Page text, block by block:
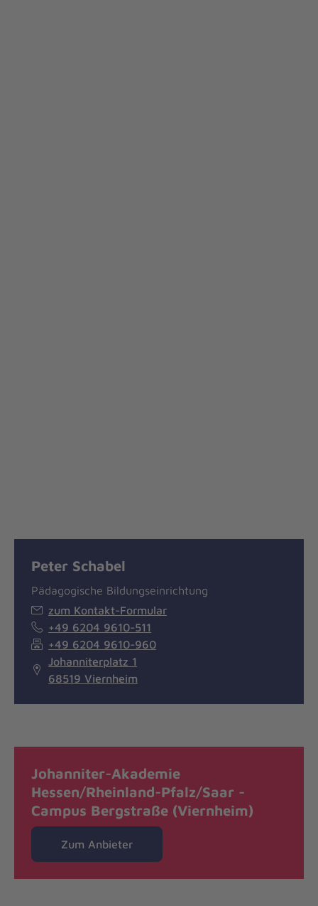
Peter Schabel
Pädagogische Bildungseinrichtung
zum Kontakt-Formular
+49 6204 9610-511
+49 6204 9610-960
Johanniterplatz 1
68519 Viernheim
Johanniter-Akademie
Hessen/Rheinland-Pfalz/Saar -
Campus Bergstraße (Viernheim)
Zum Anbieter